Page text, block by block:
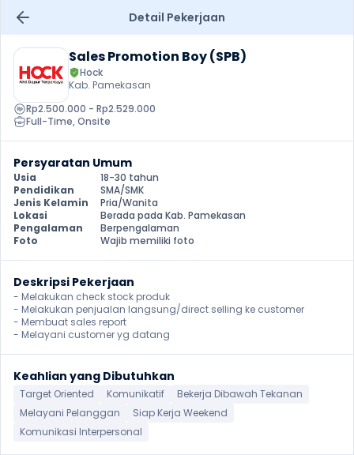
Detail Pekerjaan
Sales Promotion Boy (SPB)
Hock
Kab. Pamekasan
Rp2.500.000 - Rp2.529.000
Full-Time, Onsite
Persyaratan Umum
Usia
18-30 tahun
Pendidikan
SMA/SMK
Jenis Kelamin
Pria/Wanita
Lokasi
Berada pada Kab. Pamekasan
Pengalaman
Berpengalaman
Foto
Wajib memiliki foto
Deskripsi Pekerjaan
- Melakukan check stock produk
- Melakukan penjualan langsung/direct selling ke customer
- Membuat sales report
- Melayani customer yg datang
Keahlian yang Dibutuhkan
Target Oriented Komunikatif
Bekerja Dibawah Tekanan
Melayani Pelanggan
Siap Kerja Weekend
Komunikasi Interpersonal